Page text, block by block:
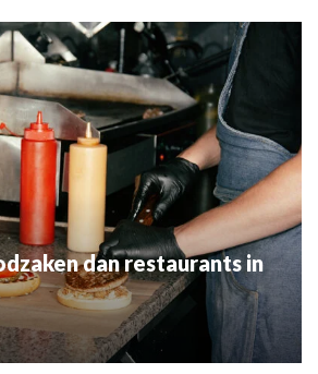
dan restaurants in